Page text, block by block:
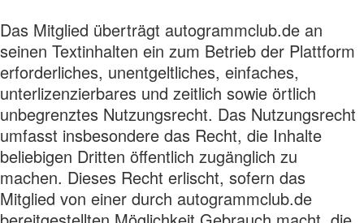
Das Mitglied überträgt autogrammclub.de an
seinen Textinhalten ein zum Betrieb der Plattform
erforderliches, unentgeltliches, einfaches,
unterlizenzierbares und zeitlich sowie örtlich
unbegrenztes Nutzungsrecht. Das Nutzungsrecht
umfasst insbesondere das Recht, die Inhalte
beliebigen Dritten öffentlich zugänglich zu
machen. Dieses Recht erlischt, sofern das
Mitglied von einer durch autogrammclub.de